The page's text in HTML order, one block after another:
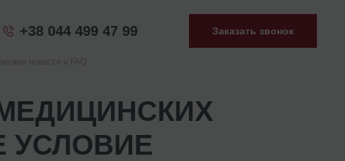
+38 044 499 47 99 Заказать звонок
УСЛОВИЕ